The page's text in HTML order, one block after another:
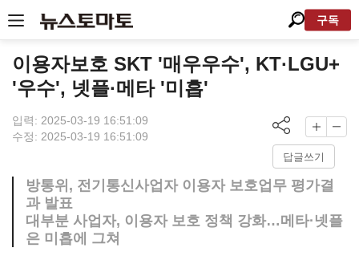
구독
이용자보호 SKT '매우우수', KT·LGU+
'우수', 넷플·메타 '미흡'
입력: 2025-03-19 16:51:09
수정: 2025-03-19 16:51:09
답글쓰기
방통위, 전기통신사업자 이용자 보호업무 평가결
과 발표
대부분 사업자, 이용자 보호 정책 강화…메타·넷플
은 미흡에 그쳐